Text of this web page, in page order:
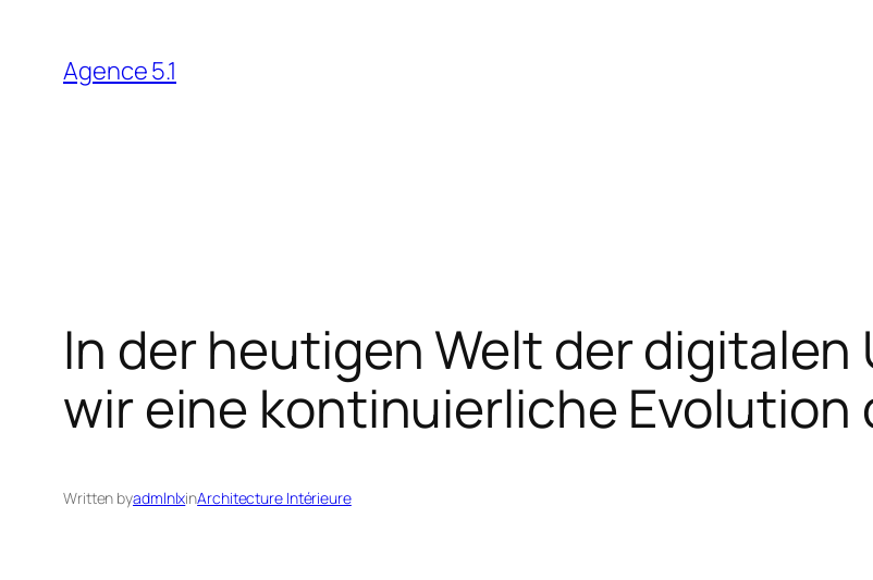
content
Agence 5.1
In der heutigen Welt der
wir eine kontinuierliche Evolution
Written byadmlnlxinArchitecture Intérieure